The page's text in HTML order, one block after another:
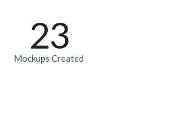
23
Mockups Created